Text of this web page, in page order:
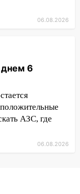
отменить
выявлять
два
Рылееву
06.08.2026
днем 6
АЗС, где
06.08.2026